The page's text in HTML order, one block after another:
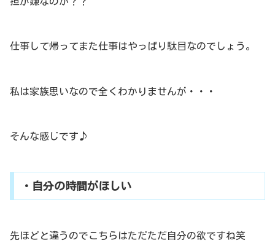
仕事して帰ってまた仕事はやっぱり駄目なのでしょう。
私は家族思いなので全くわかりませんが・・・
そんな感じです♪
・自分の時間がほしい
先ほどと違うのでこちらはただただ自分の欲ですね笑